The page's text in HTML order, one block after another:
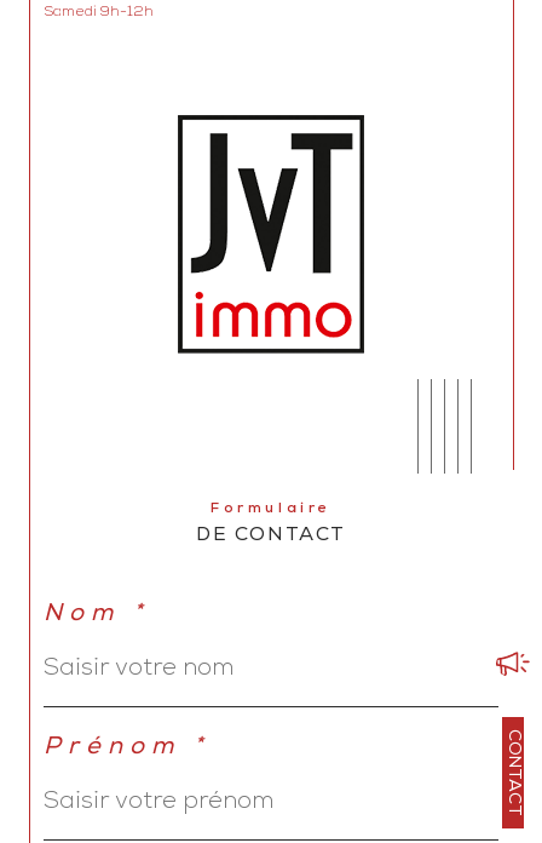
CONTACT
Samedi 9h-12h
Formulaire
DE CONTACT
Nom *
Prénom *